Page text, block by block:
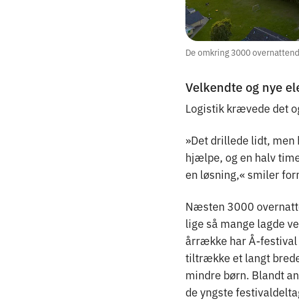
De omkring 3000
Velkendte og nye
Logistik krævede det
»Det drillede lidt,
hjælpe, og en halv
en løsning,« smiler
Næsten 3000
lige så mange lagde
årrække har Å-
tiltrække et langt
mindre børn. Blandt
de yngste